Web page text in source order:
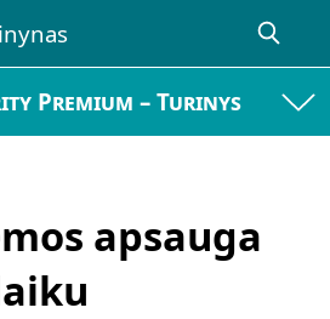
Premium – Turinys
apsauga